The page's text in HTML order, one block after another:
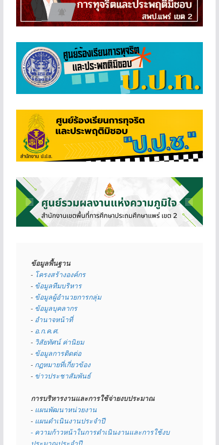
ข้อมูลพื้นฐาน
- โครงสร้างองค์กร
- ข้อมูลทีมบริหาร
- ข้อมูลผู้อำนวยการกลุ่ม
- ข้อมูลบุคลากร
- อำนาจหน้าที่
- อ.ก.ค.ศ.
- วิสัยทัศน์ ค่านิยม
- ข้อมูลการติดต่อ
- กฏหมายที่เกี่ยวข้อง
- ข่าวประชาสัมพันธ์
การบริหารงานและการใช้จ่ายงบประมาณ
- แผนพัฒนาหน่วยงาน
- แผนดำเนินงานประจำปี
- ความก้าวหน้าในการดำเนินงานและการใช้งบ
ประมาณประจำปี